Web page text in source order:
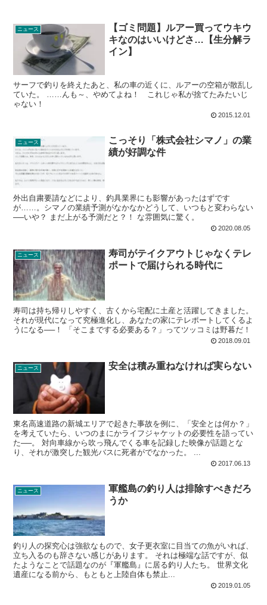
ニュース
【ゴミ問題】ルアー買ってウキウ
キなのはいいけどさ…【生分解ラ
イン】
サーフで釣りを終えたあと、私の車の近くに、ルアーの空箱が散乱し
ていた。 ……んも～、やめてよね！ これじゃ私が捨てたみたいじ
ゃない！
2015.12.01
ニュース
こっそり「株式会社シマノ」の業
績が好調な件
外出自粛要請などにより、釣具業界にも影響があったはずです
が……。シマノの業績予測がなかなかどうして、いつもと変わらない
──いや？ まだ上がる予測だと？！ な雰囲気に驚く。
2020.08.05
ニュース
寿司がテイクアウトじゃなくテレ
ポートで届けられる時代に
寿司は持ち帰りしやすく、古くから宅配に土産と活躍してきました。
それが現代になって究極進化し、あなたの家にテレポートしてくるよ
うになる──！ 「そこまでする必要ある？」ってツッコミは野暮だ！
2018.09.01
ニュース 安全は積み重ねなければ実らない
東名高速道路の新城エリアで起きた事故を例に、「安全とは何か？」
を考えていたら、いつのまにかライフジャケットの必要性を語ってい
た──。 対向車線から吹っ飛んでくる車を記録した映像が話題とな
り、それが激突した観光バスに死者がでなかった。 ...
2017.06.13
ニュース
軍艦島の釣り人は排除すべきだろ
うか
釣り人の探究心は強欲なもので、女子更衣室に目当ての魚がいれば、
立ち入るのも辞さない感じがあります。 それは極端な話ですが、似
たようなことで話題なのが『軍艦島』に居る釣り人たち。 世界文化
遺産になる前から、もともと上陸自体も禁止...
2019.01.05